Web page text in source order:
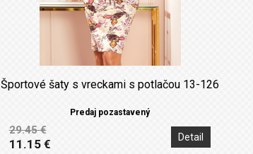
Športové šaty s vreckami s potlačou 13-126
Predaj pozastavený
29.45 €
11.15 € Detail